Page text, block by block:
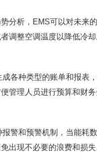
分析，EMS可以对未来
调整空调温度以降低冷却
成各种类型的账单和报表
管理人员进行预算和财务
报警和预警机制，当能耗
出现不必要的浪费和损失